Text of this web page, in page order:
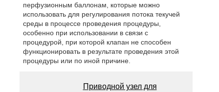
перфузионным баллонам, которые можно
использовать для регулирования потока текучей
среды в процессе проведения процедуры,
особенно при использовании в связи с
процедурой, при которой клапан не способен
функционировать в результате проведения этой
процедуры или по иной причине.
Приводной узел для